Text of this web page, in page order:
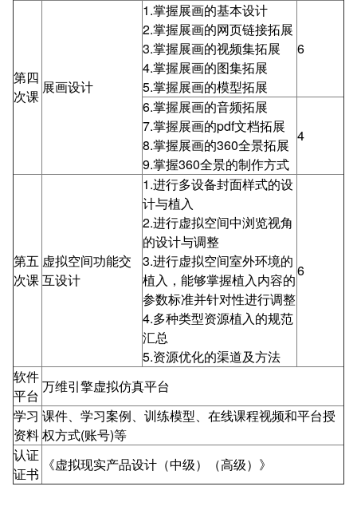
第四
次课
展画设计
1.掌握展画的基本设计
2.掌握展画的网页链接拓展
3.掌握展画的视频集拓展
4.掌握展画的图集拓展
5.掌握展画的模型拓展
6
6.掌握展画的音频拓展
7.掌握展画的pdf文档拓展
8.掌握展画的360全景拓展
9.掌握360全景的制作方式
4
第五
次课
虚拟空间功能交
互设计
1.进行多设备封面样式的设
计与植入
2.进行虚拟空间中浏览视角
的设计与调整
3.进行虚拟空间室外环境的
植入，能够掌握植入内容的
参数标准并针对性进行调整
4.多种类型资源植入的规范
汇总
5.资源优化的渠道及方法
6
软件
平台
万维引擎虚拟仿真平台
学习
资料
课件、学习案例、训练模型、在线课程视频和平台授
权方式(账号)等
认证
证书
《虚拟现实产品设计（中级）（高级）》